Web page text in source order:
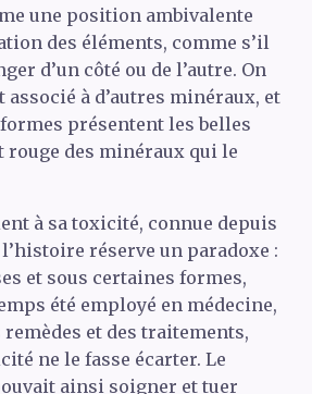
une position ambivalente
des éléments, comme s’il
d’un côté ou de l’autre. On
à d’autres minéraux, et
présentent les belles
rouge des minéraux qui le
à sa toxicité, connue depuis
réserve un paradoxe :
et sous certaines formes,
été employé en médecine,
et des traitements,
ne le fasse écarter. Le
ainsi soigner et tuer